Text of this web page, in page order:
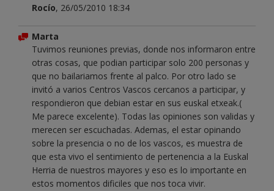
Rocío, 26/05/2010 18:34
Marta
Tuvimos reuniones previas, donde nos informaron entre
otras cosas, que podian participar solo 200 personas y
que no bailariamos frente al palco. Por otro lado se
invitó a varios Centros Vascos cercanos a participar, y
respondieron que debian estar en sus euskal etxeak.(
Me parece excelente). Todas las opiniones son validas y
merecen ser escuchadas. Ademas, el estar opinando
sobre la presencia o no de los vascos, es muestra de
que esta vivo el sentimiento de pertenencia a la Euskal
Herria de nuestros mayores y eso es lo importante en
estos momentos dificiles que nos toca vivir.